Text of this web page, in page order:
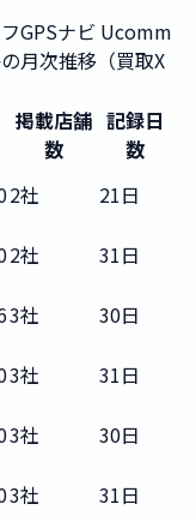
GPSナビ Ucomm
月次推移（買取X
掲載店舗
数
記録日
数
2社
21日
2社
31日
3社
30日
3社
31日
3社
30日
3社
31日